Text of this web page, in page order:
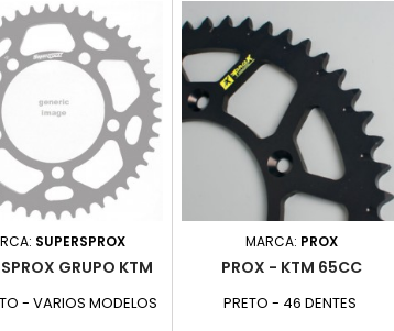
SUPERSPROX
GRUPO KTM
- VARIOS MODELOS
MARCA: PROX
PROX - KTM 65CC
PRETO - 46 DENTES